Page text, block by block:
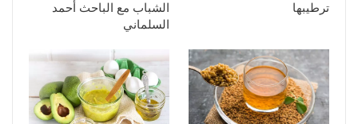
ترطيبها
الشباب مع الباحث أحمد
السلماني